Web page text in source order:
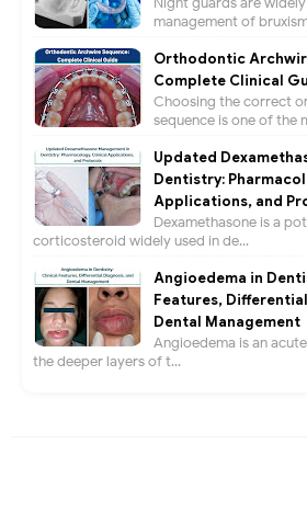
management of
Orthodontic
Complete Clinical
Choosing the correct
sequence is one of the
Updated
Dentistry:
Applications, and
Dexamethasone is a
corticosteroid widely used in de...
Angioedema in
Features,
Dental Management
Angioedema is an
the deeper layers of t...